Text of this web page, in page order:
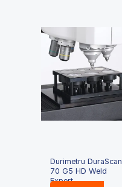
Durimetru DuraScan
70 G5 HD Weld
Expert